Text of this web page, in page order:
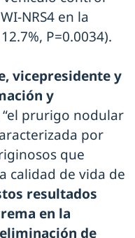
NRS4 en la
P=0.0034).
vicepresidente y
y
“el prurigo nodular
por
que
calidad de vida de
resultados
en la
de